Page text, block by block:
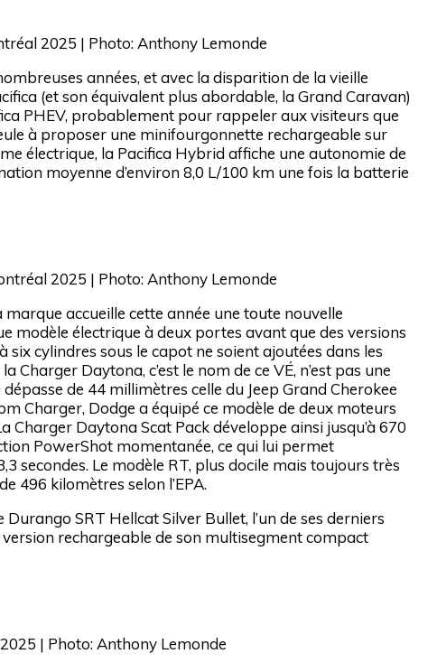
2025 | Photo: Anthony Lemonde
années, et avec la disparition de la vieille
(et son équivalent plus abordable, la Grand Caravan)
PHEV, probablement pour rappeler aux visiteurs que
à proposer une minifourgonnette rechargeable sur
électrique, la Pacifica Hybrid affiche une autonomie de
moyenne d’environ 8,0 L/100 km une fois la batterie
2025 | Photo: Anthony Lemonde
accueille cette année une toute nouvelle
modèle électrique à deux portes avant que des versions
cylindres sous le capot ne soient ajoutées dans les
Daytona, c’est le nom de ce VÉ, n’est pas une
de 44 millimètres celle du Jeep Grand Cherokee
Charger, Dodge a équipé ce modèle de deux moteurs
Daytona Scat Pack développe ainsi jusqu’à 670
PowerShot momentanée, ce qui lui permet
secondes. Le modèle RT, plus docile mais toujours très
496 kilomètres selon l’EPA.
SRT Hellcat Silver Bullet, l’un de ses derniers
rechargeable de son multisegment compact
| Photo: Anthony Lemonde